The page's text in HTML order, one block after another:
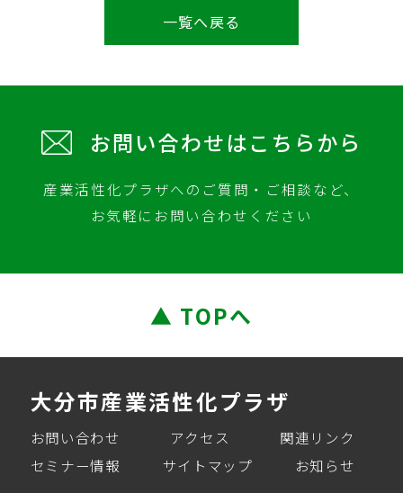
一覧へ戻る
お問い合わせはこちらから
産業活性化プラザへのご質問・ご相談など、
お気軽にお問い合わせください
▲ TOPへ
大分市産業活性化プラザ
お問い合わせ アクセス
関連リンク
セミナー情報
サイトマップ お知らせ